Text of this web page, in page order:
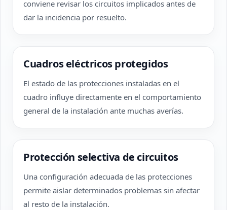
conviene revisar los circuitos implicados antes de
dar la incidencia por resuelto.
Cuadros eléctricos protegidos
El estado de las protecciones instaladas en el
cuadro influye directamente en el comportamiento
general de la instalación ante muchas averías.
Protección selectiva de circuitos
Una configuración adecuada de las protecciones
permite aislar determinados problemas sin afectar
al resto de la instalación.